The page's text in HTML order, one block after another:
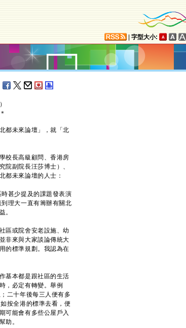
字型大小:
＊
都未來論壇」，就「北
校長高級顧問、香港房
院副院長汪莎博士）、
都未來論壇的人士：
甚少提及的課題發表演
理大一直有籌辦有關北
。
區或院舍安老設施、幼
非來與大家談論傳統大
的標準規劃。我認為在
基本都是跟社區的生活
，必定有轉變。舉例
二十年後每三人便有多
按全港的標準去看，便
可能會有多些公屋戶入
助。